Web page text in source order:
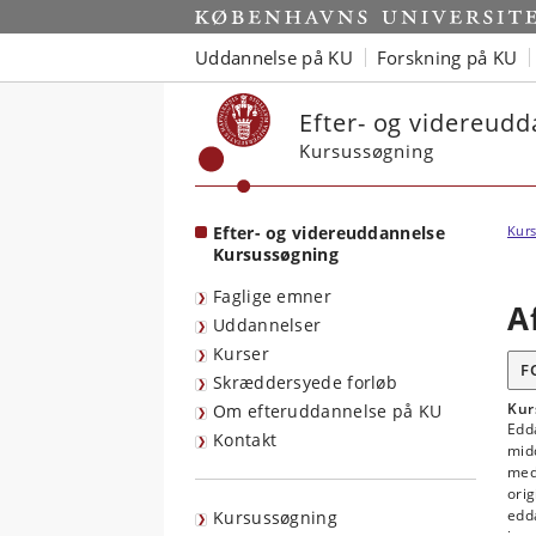
Start
Uddannelse på KU Forskning på KU
Efter- og
Kursussøgning
Efter- og videreuddannelse
Kursussøgning
Faglige emner
Uddannelser
Kurser
Skræddersyede forløb
Om efteruddannelse på KU
Kontakt
Kursussøgning